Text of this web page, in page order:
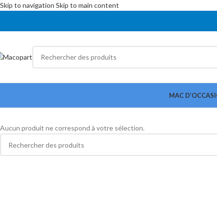
Skip to navigation Skip to main content
MAC
Aucun produit ne correspond à votre sélection.